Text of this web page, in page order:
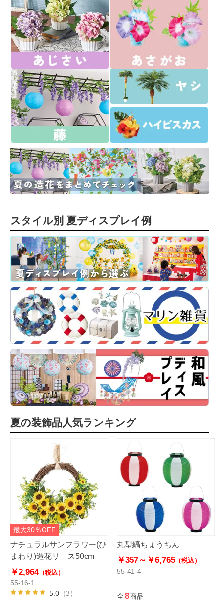
スタイル別 夏ディスプレイ例
夏の装飾品人気ランキング
最大30％OFF
ナチュラルサンフラワー(ひ
まわり)造花リース50cm
￥2,964（税込）
55-16-1
5.0（3）
丸型縞ちょうちん
￥357～ ￥6,765（税込）
55-41-4
全8商品